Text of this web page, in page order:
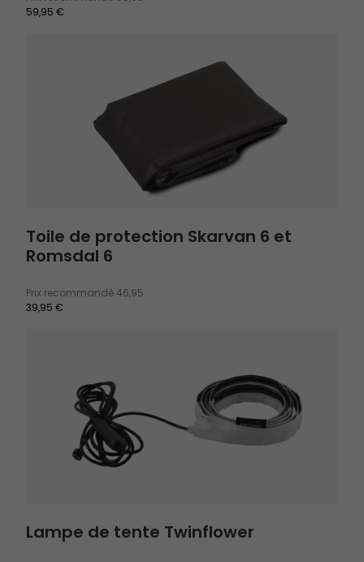
59,95 €
Toile de protection Skarvan 6 et
Romsdal 6
Prix recommandé46,95
39,95 €
Lampe de tente Twinflower